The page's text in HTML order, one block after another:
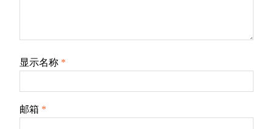
显示名称 *
邮箱 *